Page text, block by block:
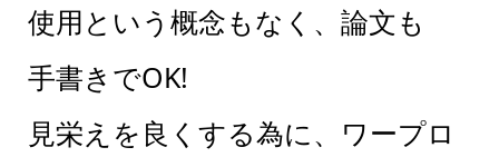
使用という概念もなく、論文も
手書きでOK!
見栄えを良くする為に、ワープロ